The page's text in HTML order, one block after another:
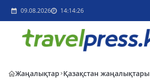
09.08.2026 14:14:26
Жаңалықтар Қазақстан жаңалықтары